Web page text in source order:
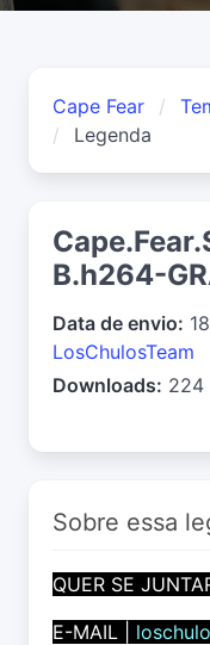
Cape Fear
Legenda
B.h264-
Data de envio:
LosChulosTeam
Downloads: 224
Sobre essa
QUER SE
E-MAIL |